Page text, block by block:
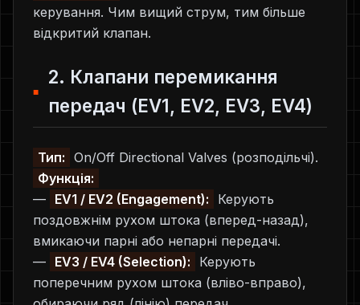
керування. Чим вищий струм, тим більше
відкритий клапан.
2. Клапани перемикання
передач (EV1, EV2, EV3, EV4)
Тип: On/Off Directional Valves (розподільчі).
Функція:
— EV1 / EV2 (Engagement):
Керують
поздовжнім рухом штока (вперед-назад),
вмикаючи парні або непарні передачі.
— EV3 / EV4 (Selection):
Керують
поперечним рухом штока (вліво-вправо),